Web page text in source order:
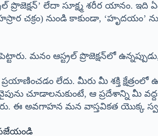
ప్రొజెక్షన్’ లేదా సూక్ష్మ శరీర
చక్రం) నుండి కాకుండా, ‘హృదయం’
మనం ఆస్ట్రల్ ప్రొజెక్షన్‌లో
ప్రయాణించడం లేదు. మీరు మీ శక్తి
చూడాలనుకుంటే, ఆ ప్రదేశాన్ని మీ
ఈ అవగాహన మన వాస్తవికత యొక్క